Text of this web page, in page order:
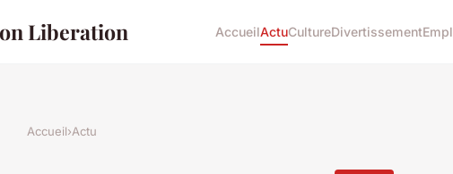
Liberation AccueilActuCultureDivertissement
Accueil›Actu